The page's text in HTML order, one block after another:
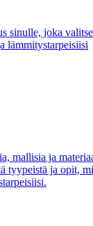
sinulle, joka
lämmitystarpeisiisi
mallisia ja
tyypeistä ja opit,